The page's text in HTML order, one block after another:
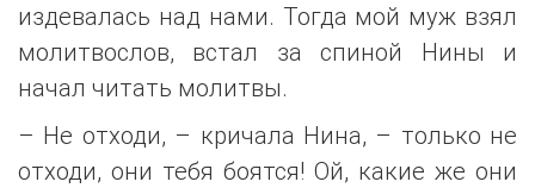
издевалась над нами. Тогда мой муж взял
молитвослов, встал за спиной Нины и
начал читать молитвы.
– Не отходи, – кричала Нина, – только не
отходи, они тебя боятся! Ой, какие же они